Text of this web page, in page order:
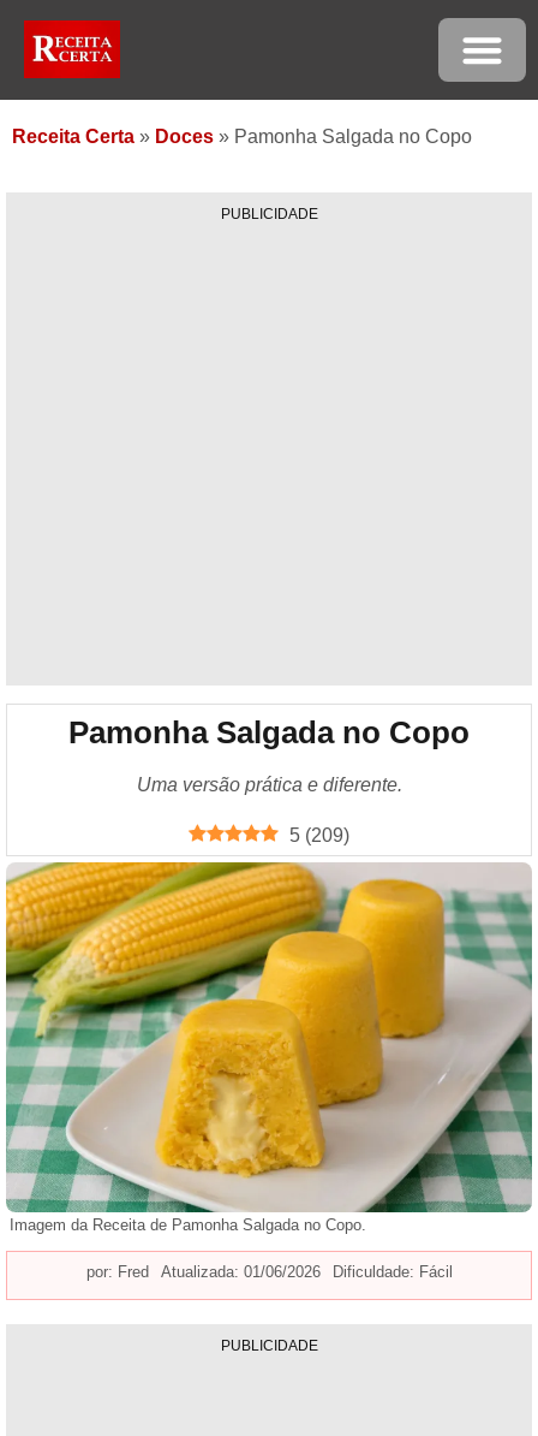
Receita Certa » Doces » Pamonha Salgada no Copo
PUBLICIDADE
Pamonha Salgada no Copo
Uma versão prática e diferente.
5 (209)
Imagem da Receita de Pamonha Salgada no Copo.
por: Fred Atualizada: 01/06/2026 Dificuldade: Fácil
PUBLICIDADE